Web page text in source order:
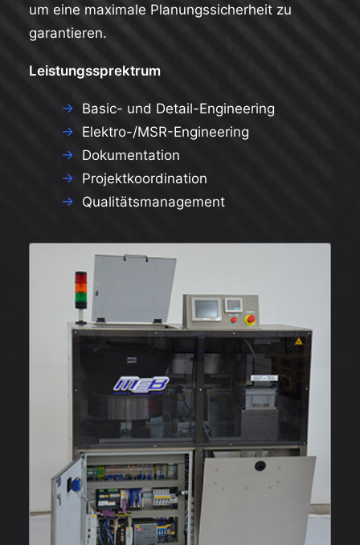
um eine maximale Planungssicherheit zu
garantieren.
Leistungssprektrum
→ Basic- und Detail-Engineering
→ Elektro-/MSR-Engineering
→ Dokumentation
→ Projektkoordination
→ Qualitätsmanagement